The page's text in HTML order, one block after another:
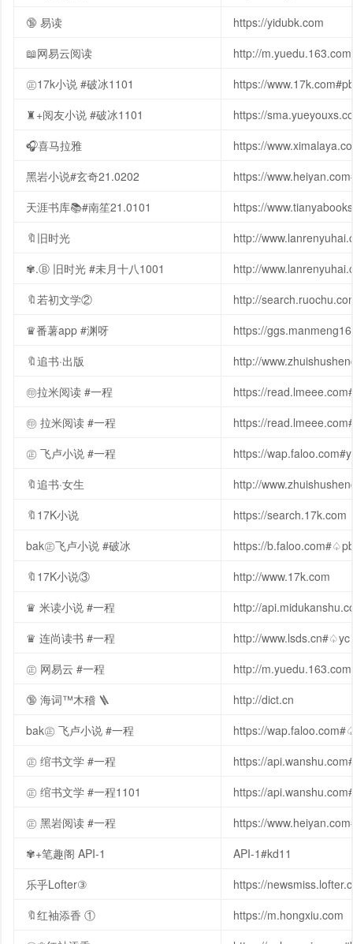
🔞 易读
https://yidubk.com
📖网易云阅读
http://
㊣17k小说 #破冰1101
https://
♜+阅友小说 #破冰1101
https://
🎧喜马拉雅
https://
黑岩小说#玄奇21.0202
https://
天涯书库📚#南笙21.0101
https://
🔖旧时光
http://
✾.Ⓑ 旧时光 #未月十八1001
http://
🔖若初文学②
http://
♛番薯app #渊呀
https://
🔖追书·出版
http://
㊞拉米阅读 #一程
https://
㊞ 拉米阅读 #一程
https://
㊣ 飞卢小说 #一程
https://
🔖追书·女生
http://
🔖17K小说
https://search.17k.com
bak㊣飞卢小说 #破冰
https://
🔖17K小说③
http://www.17k.com
♛ 米读小说 #一程
http://
♛ 连尚读书 #一程
http://www.lsds.cn#♤yc
㊣ 网易云 #一程
http://
🔞 海词™木稽 🪜
http://dict.cn
bak㊣ 飞卢小说 #一程
https://
㊣ 绾书文学 #一程
https://
㊣ 绾书文学 #一程1101
https://
㊣ 黑岩阅读 #一程
https://
✾+笔趣阁 API-1
API-1#kd11
乐乎Lofter③
https://
🔖红袖添香 ①
https://m.hongxiu.com